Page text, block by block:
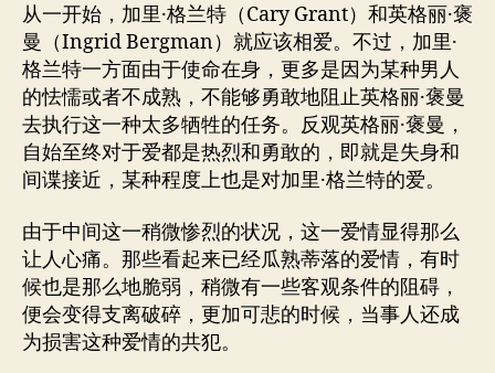
从一开始，加里·格兰特（Cary Grant）和英格丽·褒
曼（Ingrid Bergman）就应该相爱。不过，加里·
格兰特一方面由于使命在身，更多是因为某种男人
的怯懦或者不成熟，不能够勇敢地阻止英格丽·褒曼
去执行这一种太多牺牲的任务。反观英格丽·褒曼，
自始至终对于爱都是热烈和勇敢的，即就是失身和
间谍接近，某种程度上也是对加里·格兰特的爱。
由于中间这一稍微惨烈的状况，这一爱情显得那么
让人心痛。那些看起来已经瓜熟蒂落的爱情，有时
候也是那么地脆弱，稍微有一些客观条件的阻碍，
便会变得支离破碎，更加可悲的时候，当事人还成
为损害这种爱情的共犯。